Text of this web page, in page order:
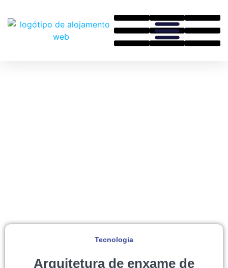
Tecnologia
Arquitetura de enxame de